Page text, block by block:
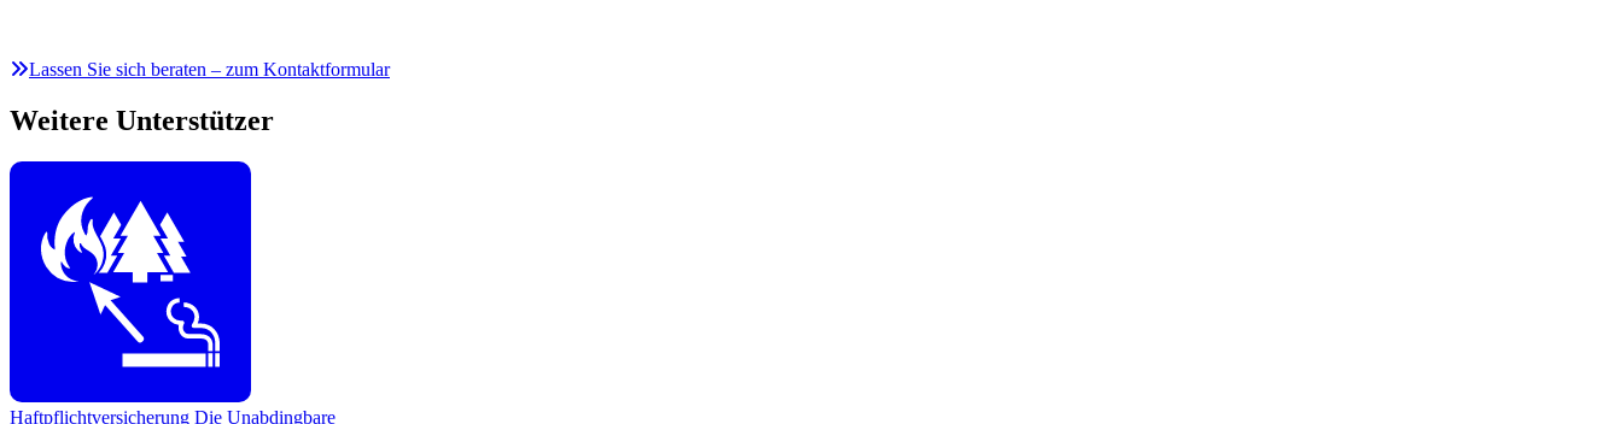
Lassen Sie sich beraten – zum Kontaktformular
Weitere Unterstützer
Haftpflichtversicherung Die Unabdingbare